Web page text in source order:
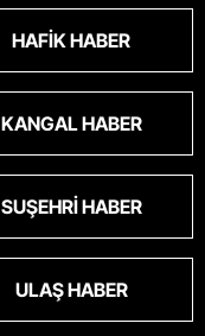
HAFIK HABER
KANGAL HABER
SUŞEHRI HABER
ULAŞ HABER